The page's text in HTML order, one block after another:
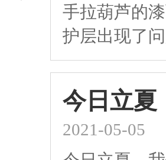
手拉葫芦的
护层出现了
今日立夏
2021-05-05